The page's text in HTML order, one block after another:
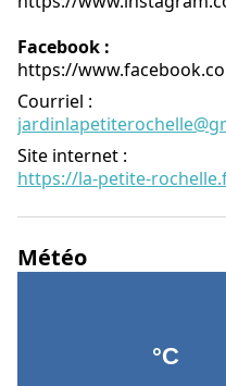
Facebook :
https://
Courriel :
Site internet :
https://la-petite-
Météo